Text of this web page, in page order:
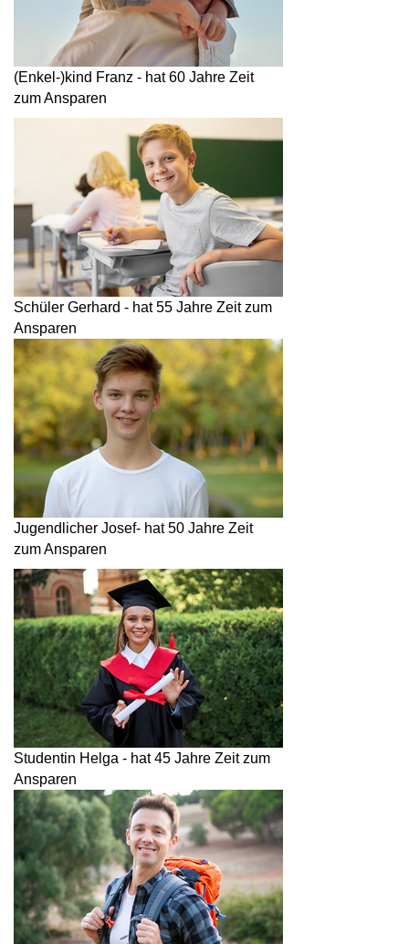
(Enkel-)kind Franz - hat 60 Jahre Zeit
zum Ansparen
Schüler Gerhard - hat 55 Jahre Zeit zum
Ansparen
Jugendlicher Josef- hat 50 Jahre Zeit
zum Ansparen
Studentin Helga - hat 45 Jahre Zeit zum
Ansparen